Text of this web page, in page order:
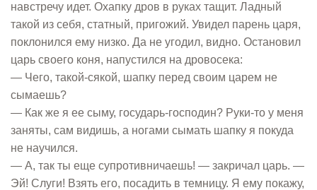
навстречу идет. Охапку дров в руках тащит. Ладный
такой из себя, статный, пригожий. Увидел парень царя,
поклонился ему низко. Да не угодил, видно. Остановил
царь своего коня, напустился на дровосека:
— Чего, такой-сякой, шапку перед своим царем не
сымаешь?
— Как же я ее сыму, государь-господин? Руки-то у меня
заняты, сам видишь, а ногами сымать шапку я покуда
не научился.
— А, так ты еще супротивничаешь! — закричал царь. —
Эй! Слуги! Взять его, посадить в темницу. Я ему покажу,